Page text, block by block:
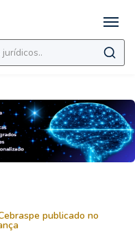
publicado no